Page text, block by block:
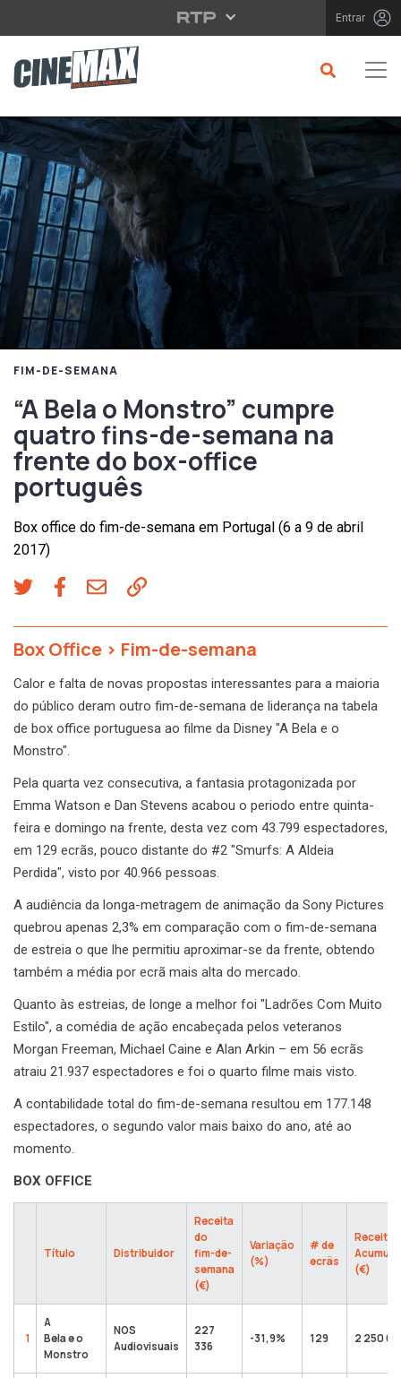
Saltar para o conteúdo principal Entrar
FIM-DE-SEMANA
“A Bela o Monstro” cumpre
quatro fins-de-semana na
frente do box-office
português
Box office do fim-de-semana em Portugal (6 a 9 de abril
2017)
Box Office > Fim-de-semana
Calor e falta de novas propostas interessantes para a maioria
do público deram outro fim-de-semana de liderança na tabela
de box office portuguesa ao filme da Disney "A Bela e o
Monstro".
Pela quarta vez consecutiva, a fantasia protagonizada por
Emma Watson e Dan Stevens acabou o periodo entre quinta-
feira e domingo na frente, desta vez com 43.799 espectadores,
em 129 ecrãs, pouco distante do #2 "Smurfs: A Aldeia
Perdida", visto por 40.966 pessoas.
A audiência da longa-metragem de animação da Sony Pictures
quebrou apenas 2,3% em comparação com o fim-de-semana
de estreia o que lhe permitiu aproximar-se da frente, obtendo
também a média por ecrã mais alta do mercado.
Quanto às estreias, de longe a melhor foi "Ladrões Com Muito
Estilo", a comédia de ação encabeçada pelos veteranos
Morgan Freeman, Michael Caine e Alan Arkin – em 56 ecrãs
atraiu 21.937 espectadores e foi o quarto filme mais visto.
A contabilidade total do fim-de-semana resultou em 177.148
espectadores, o segundo valor mais baixo do ano, até ao
momento.
BOX OFFICE
Título Distribuidor
Receita
do
fim-de-
semana
(€)
Variação
(%)
# de
ecrãs
Receita
(€)
1
A
Bela e o
Monstro
NOS
Audiovisuais
227
336
-31,9% 129 2 250